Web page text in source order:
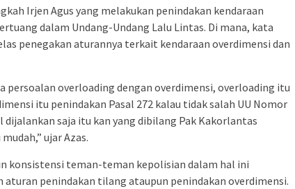
Irjen Agus yang melakukan penindakan kendaraan
dalam Undang-Undang Lalu Lintas. Di mana, kata
penegakan aturannya terkait kendaraan overdimensi dan
persoalan overloading dengan overdimensi, overloading itu
itu penindakan Pasal 272 kalau tidak salah UU Nomor
saja itu kan yang dibilang Pak Kakorlantas
ujar Azas.
konsistensi teman-teman kepolisian dalam hal ini
penindakan tilang ataupun penindakan overdimensi.